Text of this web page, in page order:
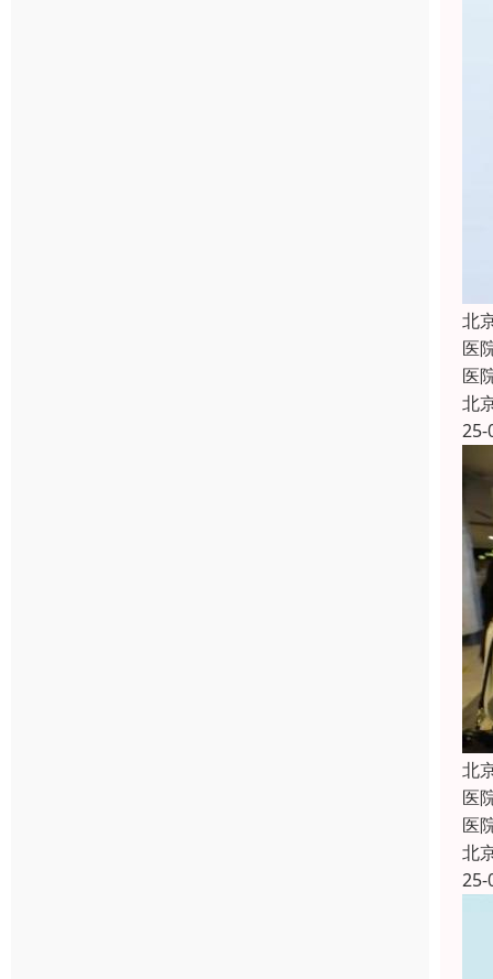
北
医
医
北
25-
北
医
医
北
25-